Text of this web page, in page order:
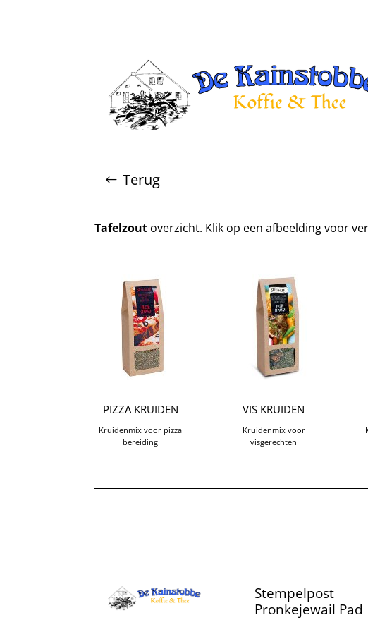
Terug
Tafelzout overzicht. Klik op een afbeelding voor
PIZZA KRUIDEN
Kruidenmix voor pizza
bereiding
VIS KRUIDEN
Kruidenmix voor
visgerechten
Stempelpost
Pronkejewail Pad